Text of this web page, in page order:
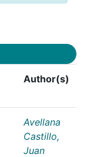
Author(s)
Avellana
Castillo,
Juan